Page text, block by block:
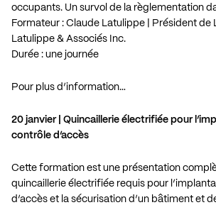
occupants. Un survol de la règlementation
Formateur : Claude Latulippe | Président de
Latulippe & Associés Inc.
Durée : une journée
Pour plus d’information…
20 janvier | Quincaillerie électrifiée pour
contrôle d’accès
Cette formation est une présentation
quincaillerie électrifiée requis pour
d’accès et la sécurisation d’un bâtiment et